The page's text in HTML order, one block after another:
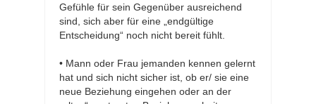
Gefühle für sein Gegenüber ausreichend
sind, sich aber für eine „endgültige
Entscheidung“ noch nicht bereit fühlt.
• Mann oder Frau jemanden kennen gelernt
hat und sich nicht sicher ist, ob er/ sie eine
neue Beziehung eingehen oder an der